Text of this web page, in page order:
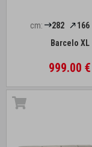
cm: 282 166
Barcelo XL
999.00 €